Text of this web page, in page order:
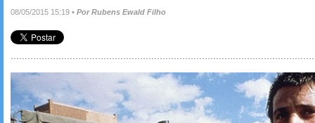
08/05/2015 15:19 • Por Rubens Ewald Filho